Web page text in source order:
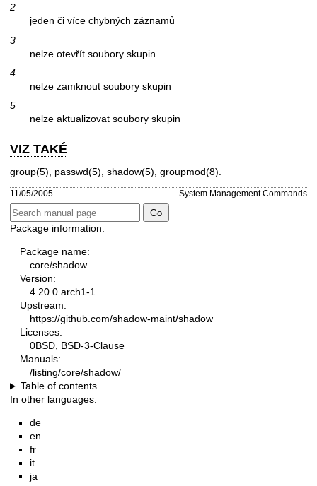
2
jeden či více chybných záznamů
3
nelze otevřít soubory skupin
4
nelze zamknout soubory skupin
5
nelze aktualizovat soubory skupin
VIZ TAKÉ
group(5) passwd(5) shadow(5) groupmod(8)
11/05/2005 System Management Commands
Package information:
Package name:
core/shadow
Version:
4.20.0.arch1-1
Upstream:
https://github.com/shadow-maint/shadow
Licenses:
0BSD, BSD-3-Clause
Manuals:
/listing/core/shadow/
Table of contents
In other languages:
de
en
fr
it
ja